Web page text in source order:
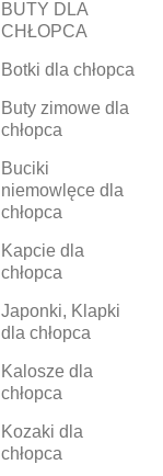
BUTY DLA
CHŁOPCA
Botki dla chłopca
Buty zimowe dla
chłopca
Buciki
niemowlęce dla
chłopca
Kapcie dla
chłopca
Japonki, Klapki
dla chłopca
Kalosze dla
chłopca
Kozaki dla
chłopca